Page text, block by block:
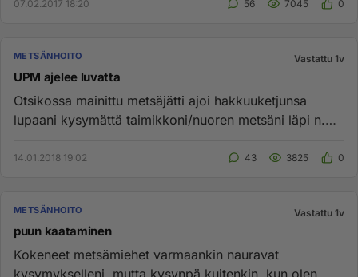
07.02.2017 18:20 56 7045 0
METSÄNHOITO Vastattu 1v
UPM ajelee luvatta
Otsikossa mainittu metsäjätti ajoi hakkuuketjunsa
lupaani kysymättä taimikkoni/nuoren metsäni läpi n.
14.01.2018 19:02 43 3825 0
METSÄNHOITO Vastattu 1v
puun kaataminen
Kokeneet metsämiehet varmaankin nauravat
kysymykselleni, mutta kysynpä kuitenkin, kun olen